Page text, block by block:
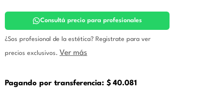
–
Monodosis.
Específicos
Buenos
Aires
Consultá precio para profesionales
¿Sos profesional de la estética? Registrate para ver
precios exclusivos. Ver más
Pagando por transferencia: $ 40.081